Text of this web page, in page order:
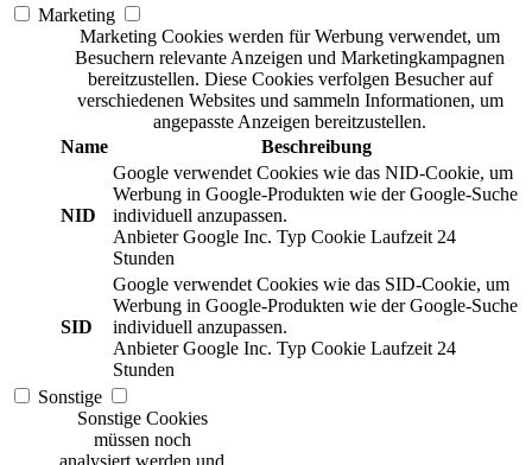
Marketing
Marketing Cookies werden für Werbung verwendet, um
Besuchern relevante Anzeigen und Marketingkampagnen
bereitzustellen. Diese Cookies verfolgen Besucher auf
verschiedenen Websites und sammeln Informationen, um
angepasste Anzeigen bereitzustellen.
Name
Beschreibung
NID
Google verwendet Cookies wie das NID-Cookie, um
Werbung in Google-Produkten wie der Google-Suche
individuell anzupassen.
Anbieter Google Inc. Typ Cookie Laufzeit 24
Stunden
SID
Google verwendet Cookies wie das SID-Cookie, um
Werbung in Google-Produkten wie der Google-Suche
individuell anzupassen.
Anbieter Google Inc. Typ Cookie Laufzeit 24
Stunden
Sonstige
Sonstige Cookies
müssen noch
analysiert werden und